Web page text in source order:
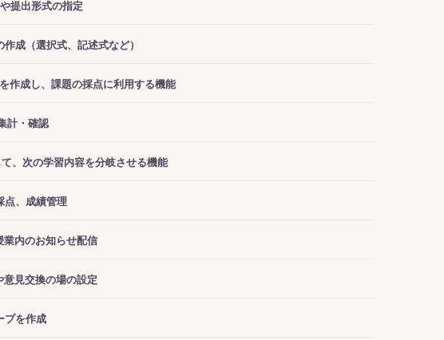
提出形式の指定
成（選択式、記述式など）
作成し、課題の採点に利用する機能
計・確認
、次の学習内容を分岐させる機能
点、成績管理
業内のお知らせ配信
見交換の場の設定
プを作成